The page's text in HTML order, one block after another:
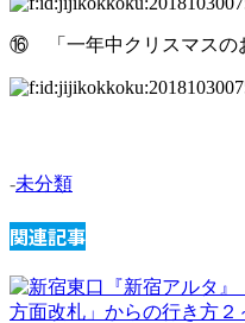
⑯ 「一年中クリスマスの
-未分類
関連記事